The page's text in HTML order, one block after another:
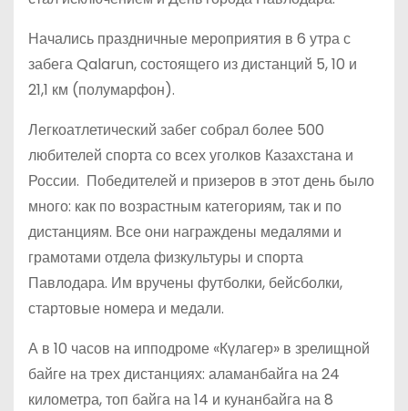
Начались праздничные мероприятия в 6 утра с
забега Qalarun, состоящего из дистанций 5, 10 и
21,1 км (полумарфон).
Легкоатлетический забег собрал более 500
любителей спорта со всех уголков Казахстана и
России. Победителей и призеров в этот день было
много: как по возрастным категориям, так и по
дистанциям. Все они награждены медалями и
грамотами отдела физкультуры и спорта
Павлодара. Им вручены футболки, бейсболки,
стартовые номера и медали.
А в 10 часов на ипподроме «Күлагер» в зрелищной
байге на трех дистанциях: аламанбайга на 24
километра, топ байга на 14 и кунанбайга на 8